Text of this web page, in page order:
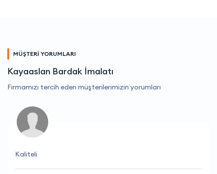
MÜŞTERİ YORUMLARI
Kayaaslan Bardak İmalatı
Firmamızı tercih eden müşterilerimizin yorumları
Kaliteli